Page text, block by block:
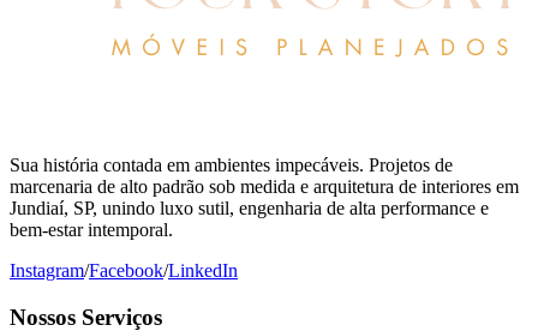
Sua história contada em ambientes impecáveis. Projetos de
marcenaria de alto padrão sob medida e arquitetura de interiores em
Jundiaí, SP, unindo luxo sutil, engenharia de alta performance e
bem-estar intemporal.
Instagram/Facebook/LinkedIn
Nossos Serviços